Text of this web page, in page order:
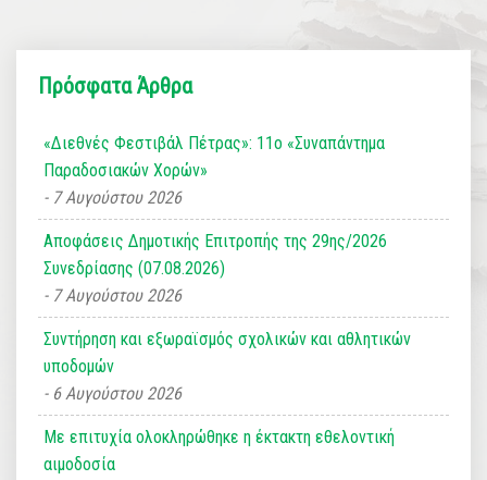
Πρόσφατα Άρθρα
«Διεθνές Φεστιβάλ Πέτρας»: 11ο «Συναπάντημα
Παραδοσιακών Χορών»
7 Αυγούστου 2026
Αποφάσεις Δημοτικής Επιτροπής της 29ης/2026
Συνεδρίασης (07.08.2026)
7 Αυγούστου 2026
Συντήρηση και εξωραϊσμός σχολικών και αθλητικών
υποδομών
6 Αυγούστου 2026
Με επιτυχία ολοκληρώθηκε η έκτακτη εθελοντική
αιμοδοσία